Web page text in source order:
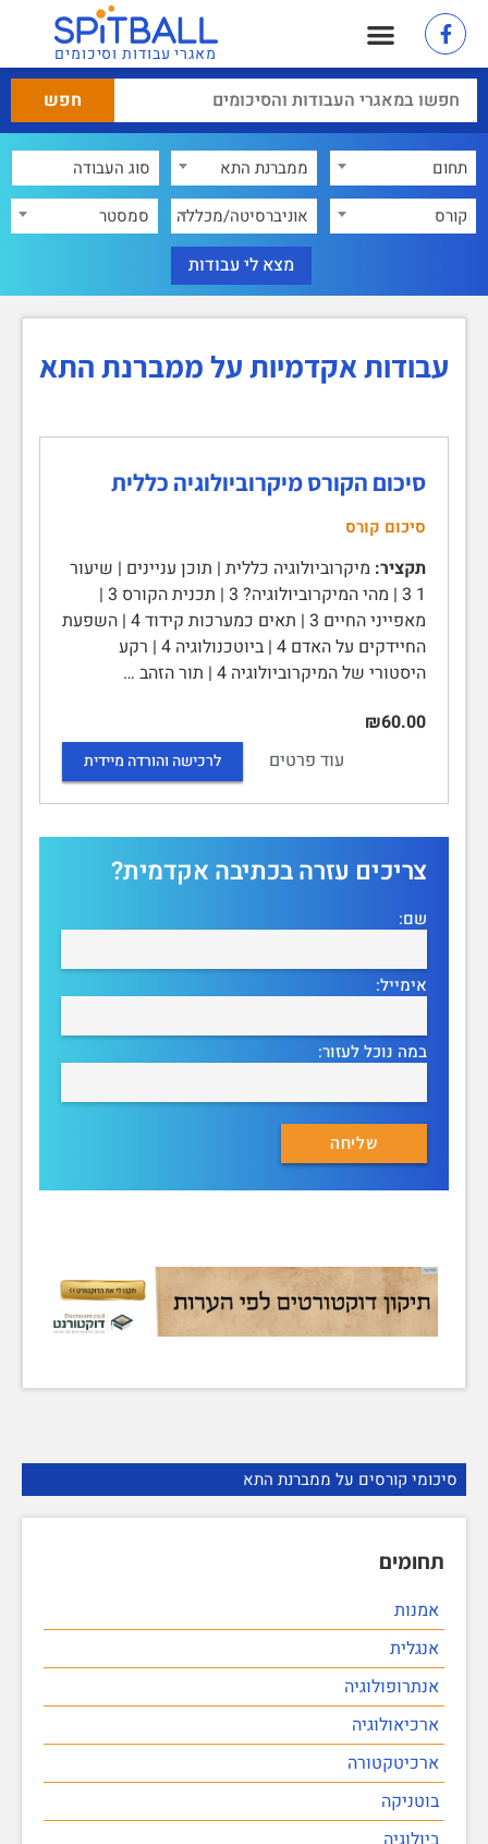
מאגרי עבודות וסיכומים
תחום
ממברנת התא
קורס
אוניברסיטה/מכללה סמסטר
סיכומי קורסים על ממברנת התא
תחומים
אמנות
אנגלית
אנתרופולוגיה
ארכיאולוגיה
ארכיטקטורה
בוטניקה
עבודות אקדמיות על ממברנת התא
סיכום הקורס מיקרוביולוגיה כללית
סיכום קורס
תקציר: מיקרוביולוגיה כללית | תוכן עניינים | שיעור
1 3 | מהי המיקרוביולוגיה? 3 | תכנית הקורס 3 |
מאפייני החיים 3 | תאים כמערכות קידוד 4 | השפעת
החיידקים על האדם 4 | ביוטכנולוגיה 4 | רקע
היסטורי של המיקרוביולוגיה 4 | תור הזהב …
₪60.00
עוד פרטים
לרכישה והורדה מיידית
צריכים עזרה בכתיבה אקדמית?
שם:
אימייל:
במה נוכל לעזור: